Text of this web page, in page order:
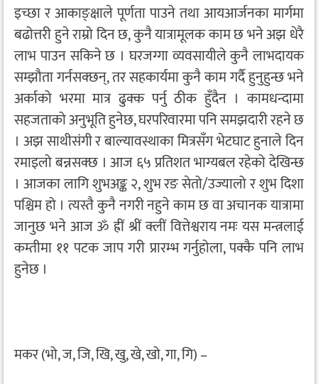
इच्छा र आकाङ्क्षाले पूर्णता पाउने तथा आयआर्जनका मार्गमा
बढोत्तरी हुने राम्रो दिन छ, कुनै यात्रामूलक काम छ भने अझ धेरै
लाभ पाउन सकिने छ । घरजग्गा व्यवसायीले कुनै लाभदायक
सम्झौता गर्नसक्छन्, तर सहकार्यमा कुनै काम गर्दै हुनुहुन्छ भने
अर्काको भरमा मात्र ढुक्क पर्नु ठीक हुँदैन । कामधन्दामा
सहजताको अनुभूति हुनेछ, घरपरिवारमा पनि समझदारी रहने छ
। अझ साथीसंगी र बाल्यावस्थाका मित्रसँग भेटघाट हुनाले दिन
रमाइलो बन्नसक्छ । आज ६५ प्रतिशत भाग्यबल रहेको देखिन्छ
। आजका लागि शुभअङ्क २, शुभ रङ सेतो/उज्यालो र शुभ दिशा
पश्चिम हो । त्यस्तै कुनै नगरी नहुने काम छ वा अचानक यात्रामा
जानुछ भने आज ॐ ह्रीं श्रीं क्लीं वित्तेश्वराय नमः यस मन्त्रलाई
कम्तीमा ११ पटक जाप गरी प्रारम्भ गर्नुहोला, पक्कै पनि लाभ
हुनेछ ।
मकर (भो, ज, जि, खि, खु, खे, खो, गा, गि) –